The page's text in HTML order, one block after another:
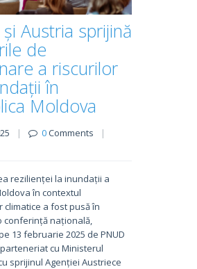
Austria sprijină
de
a riscurilor
în
Moldova
| 0Comments
|
rezilienței la inundații a
în contextul
climatice a fost pusă în
conferință națională,
13 februarie 2025 de PNUD
cu Ministerul
sprijinul Agenției Austriece